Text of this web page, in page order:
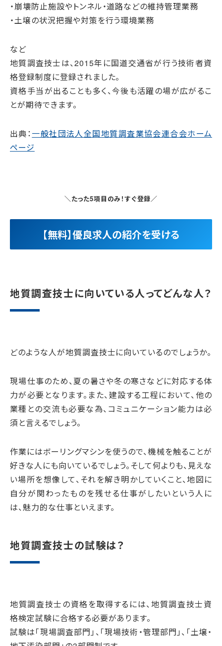
・崩壊防止施設やトンネル・道路などの維持管理業務
・土壌の状況把握や対策を行う環境業務
など
地質調査技士は、2015年に国道交通省が行う技術者資
格登録制度に登録されました。
資格手当が出ることも多く、今後も活躍の場が広がるこ
とが期待できます。
出典：一般社団法人全国地質調査業協会連合会ホーム
ページ
＼たった5項目のみ！すぐ登録／
【無料】優良求人の紹介を受ける
地質調査技士に向いている人ってどんな人？
どのような人が地質調査技士に向いているのでしょうか。
現場仕事のため、夏の暑さや冬の寒さなどに対応する体
力が必要となります。また、建設する工程において、他の
業種との交流も必要な為、コミュニケーション能力は必
須と言えるでしょう。
作業にはボーリングマシンを使うので、機械を触ることが
好きな人にも向いているでしょう。そして何よりも、見えな
い場所を想像して、それを解き明かしていくこと、地図に
自分が関わったものを残せる仕事がしたいという人に
は、魅力的な仕事といえます。
地質調査技士の試験は？
地質調査技士の資格を取得するには、地質調査技士資
格検定試験に合格する必要があります。
試験は「現場調査部門」、「現場技術・管理部門」、「土壌・